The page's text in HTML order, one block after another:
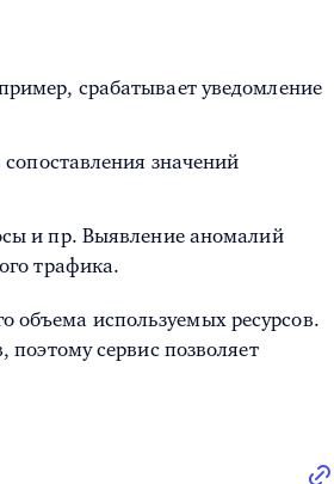
срабатывает уведомление
значений
и пр. Выявление аномалий
трафика.
объема используемых ресурсов.
сервис позволяет